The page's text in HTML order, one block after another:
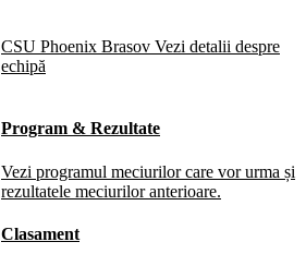
CSU Phoenix Brasov Vezi detalii despre
echipă
Program & Rezultate
Vezi programul meciurilor care vor urma și
rezultatele meciurilor anterioare.
Clasament